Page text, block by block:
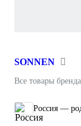
SONNEN
Все товары бренда
Россия —